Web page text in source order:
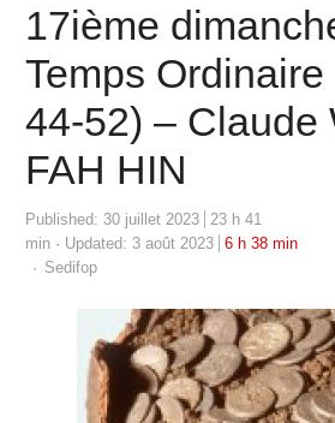
17ième
Temps Ordinaire
44-52) – Claude
FAH HIN
Published: 30 juillet 2023
23 h 41
min
Updated: 3 août 2023
6 h 38 min
Author
Sedifop